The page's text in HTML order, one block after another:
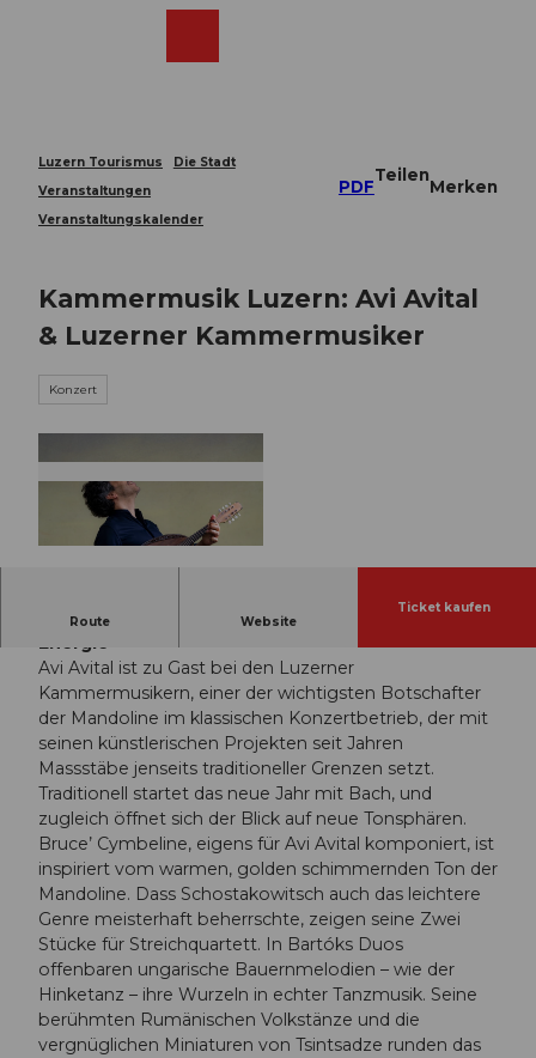
Luzern Tourismus
Die Stadt
Veranstaltungen
Veranstaltungskalender
PDF
Teilen
Merken
Kammermusik Luzern: Avi Avital
& Luzerner Kammermusiker
Konzert
Route Website
Ticket kaufen
Goldene Saiten: barocke Eleganz & folkloristische
Energie
Avi Avital ist zu Gast bei den Luzerner
Kammermusikern, einer der wichtigsten Botschafter
der Mandoline im klassischen Konzertbetrieb, der mit
seinen künstlerischen Projekten seit Jahren
Massstäbe jenseits traditioneller Grenzen setzt.
Traditionell startet das neue Jahr mit Bach, und
zugleich öffnet sich der Blick auf neue Tonsphären.
Bruce’ Cymbeline, eigens für Avi Avital komponiert, ist
inspiriert vom warmen, golden schimmernden Ton der
Mandoline. Dass Schostakowitsch auch das leichtere
Genre meisterhaft beherrschte, zeigen seine Zwei
Stücke für Streichquartett. In Bartóks Duos
offenbaren ungarische Bauernmelodien – wie der
Hinketanz – ihre Wurzeln in echter Tanzmusik. Seine
berühmten Rumänischen Volkstänze und die
vergnüglichen Miniaturen von Tsintsadze runden das